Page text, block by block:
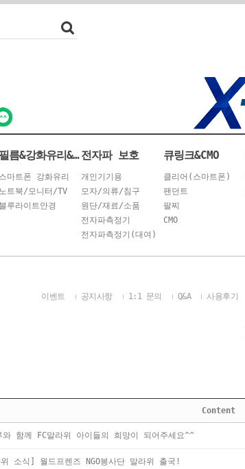
필름&강화유리&안경
스마트폰 강화유리
노트북/모니터/TV
블루라이트안경
전자파 보호
개인기기용
모자/의류/침구
원단/재료/소품
전자파측정기
전자파측정기(대여)
큐링크&CMO
클리어(스마트폰)
팬던트
팔찌
CMO
이벤트 공지사항 1:1 문의 Q&A 사용후기
Content
와 함께 FC말라위 아이들의 희망이 되어주세요^^
위 소식] 월드프렌즈 NGO봉사단 말라위 출국!